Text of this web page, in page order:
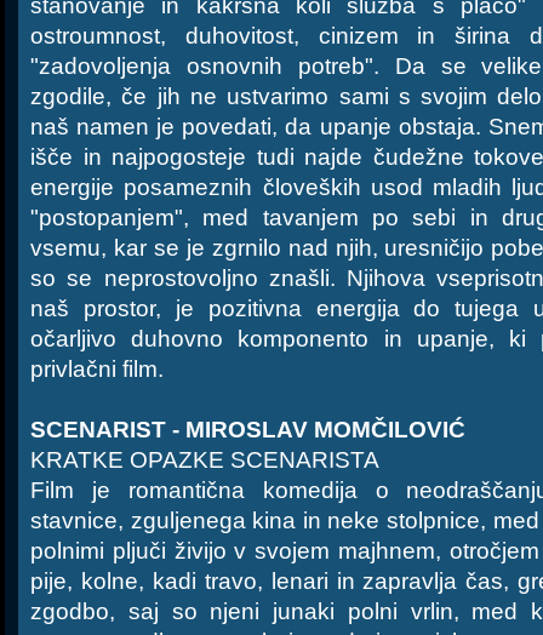
stanovanje in kakršna koli služba s plačo"
ostroumnost, duhovitost, cinizem in širina
"zadovoljenja osnovnih potreb". Da se
zgodile, če jih ne ustvarimo sami s svojim
naš namen je povedati, da upanje obstaja.
išče in najpogosteje tudi najde čudežne
energije posameznih človeških usod mladih
"postopanjem", med tavanjem po sebi in
vsemu, kar se je zgrnilo nad njih, uresničijo
so se neprostovoljno znašli. Njihova
naš prostor, je pozitivna energija do tujega
očarljivo duhovno komponento in upanje, ki
privlačni film.
SCENARIST - MIROSLAV MOMČILOVIĆ
KRATKE OPAZKE SCENARISTA
Film je romantična komedija o
stavnice, zguljenega kina in neke stolpnice,
polnimi pljuči živijo v svojem majhnem,
pije, kolne, kadi travo, lenari in zapravlja čas,
zgodbo, saj so njeni junaki polni vrlin, med